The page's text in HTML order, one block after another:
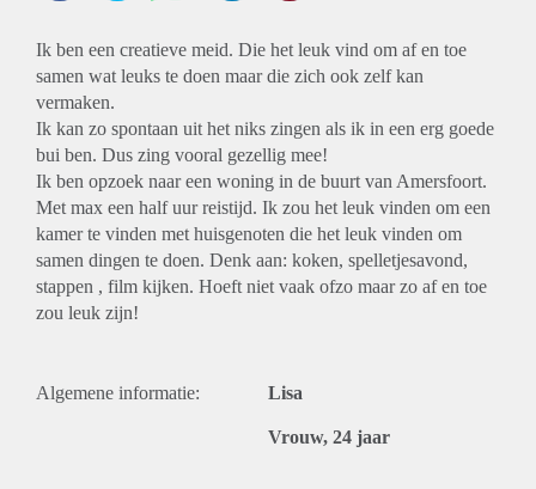
Ik ben een creatieve meid. Die het leuk vind om af en toe
samen wat leuks te doen maar die zich ook zelf kan
vermaken.
Ik kan zo spontaan uit het niks zingen als ik in een erg goede
bui ben. Dus zing vooral gezellig mee!
Ik ben opzoek naar een woning in de buurt van Amersfoort.
Met max een half uur reistijd. Ik zou het leuk vinden om een
kamer te vinden met huisgenoten die het leuk vinden om
samen dingen te doen. Denk aan: koken, spelletjesavond,
stappen , film kijken. Hoeft niet vaak ofzo maar zo af en toe
zou leuk zijn!
Algemene informatie: Lisa
Vrouw, 24 jaar